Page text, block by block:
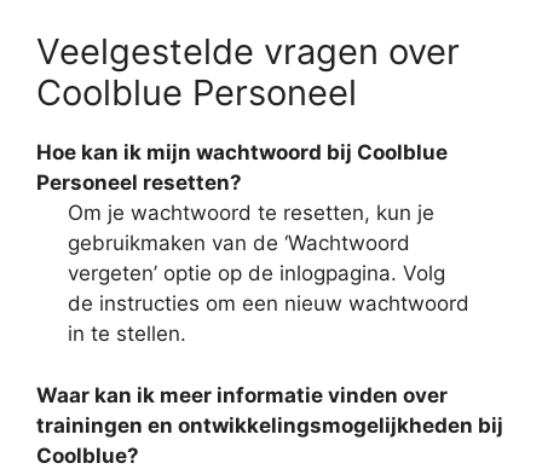
Veelgestelde vragen over
Coolblue Personeel
Hoe kan ik mijn wachtwoord bij Coolblue
Personeel resetten?
Om je wachtwoord te resetten, kun je
gebruikmaken van de ‘Wachtwoord
vergeten’ optie op de inlogpagina. Volg
de instructies om een nieuw wachtwoord
in te stellen.
Waar kan ik meer informatie vinden over
trainingen en ontwikkelingsmogelijkheden bij
Coolblue?